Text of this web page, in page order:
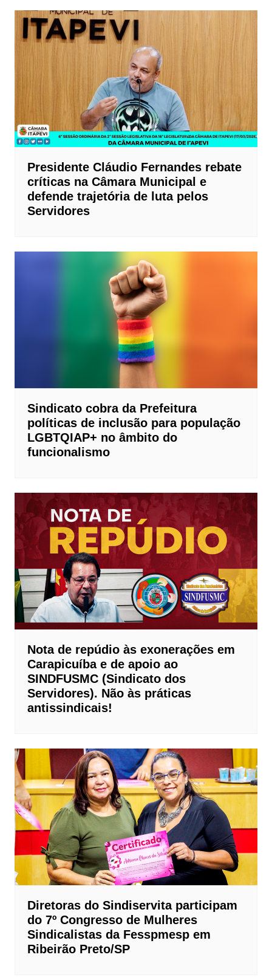
Presidente Cláudio Fernandes rebate
críticas na Câmara Municipal e
defende trajetória de luta pelos
Servidores
Sindicato cobra da Prefeitura
políticas de inclusão para população
LGBTQIAP+ no âmbito do
funcionalismo
Nota de repúdio às exonerações em
Carapicuíba e de apoio ao
SINDFUSMC (Sindicato dos
Servidores). Não às práticas
antissindicais!
Diretoras do Sindiservita participam
do 7º Congresso de Mulheres
Sindicalistas da Fesspmesp em
Ribeirão Preto/SP